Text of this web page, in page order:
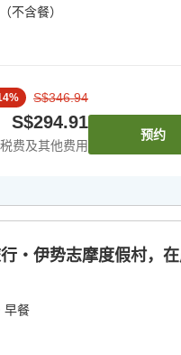
不含餐）
% S$346.94
S$294.91
费及其他费用
预约
・伊势志摩度假村，
早餐